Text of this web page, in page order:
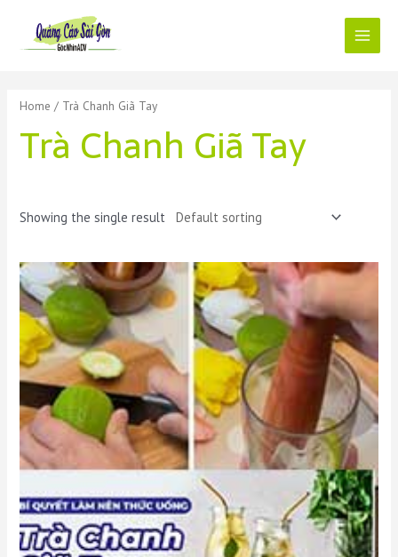
content
Main
Home / Trà Chanh Giã Tay
Trà Chanh Giã Tay
Showing the single result